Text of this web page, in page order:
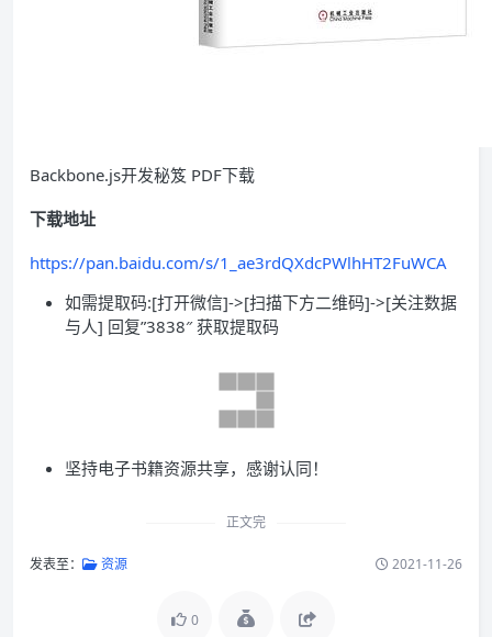
Backbone.js开发秘笈 PDF下载
下载地址
https://pan.baidu.com/s/1_ae3rdQXdcPWlhHT2FuWCA
如需提取码:[打开微信]->[扫描下方二维码]->[关注数据
与人] 回复”3838″ 获取提取码
坚持电子书籍资源共享，感谢认同！
正文完
发表至： 资源 2021-11-26
0